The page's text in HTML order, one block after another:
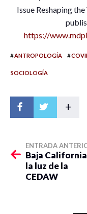
Issue Reshaping
https://
#ANTROPOLOGÍA #
SOCIOLOGÍA
+
ENTRADA
Baja
la luz de la
CEDAW